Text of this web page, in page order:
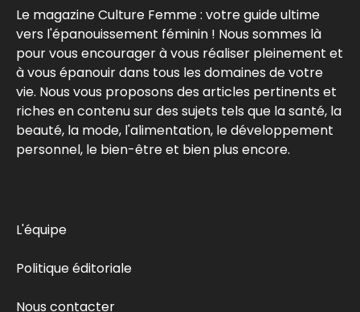
Le magazine Culture Femme : votre guide ultime
vers l'épanouissement féminin ! Nous sommes là
pour vous encourager à vous réaliser pleinement et
à vous épanouir dans tous les domaines de votre
vie. Nous vous proposons des articles pertinents et
riches en contenu sur des sujets tels que la santé, la
beauté, la mode, l'alimentation, le développement
personnel, le bien-être et bien plus encore.
L'équipe
Politique éditoriale
Nous contacter